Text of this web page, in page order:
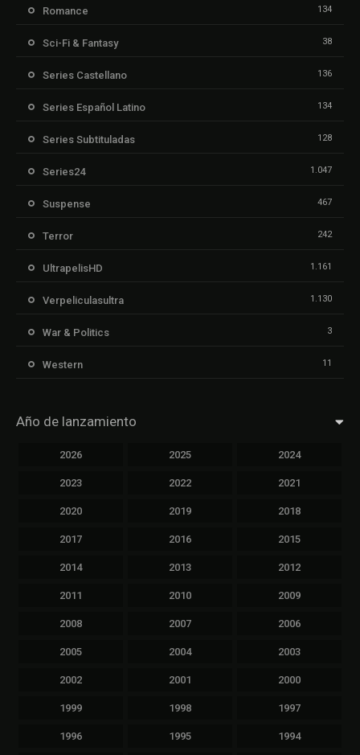
Romance 134
Sci-Fi & Fantasy 38
Series Castellano 136
Series Español Latino 134
Series Subtituladas 128
Series24 1.047
Suspense 467
Terror 242
UltrapelisHD 1.161
Verpeliculasultra 1.130
War & Politics 3
Western 11
Año de lanzamiento
2026 2025 2024
2023 2022 2021
2020 2019 2018
2017 2016 2015
2014 2013 2012
2011 2010 2009
2008 2007 2006
2005 2004 2003
2002 2001 2000
1999 1998 1997
1996 1995 1994